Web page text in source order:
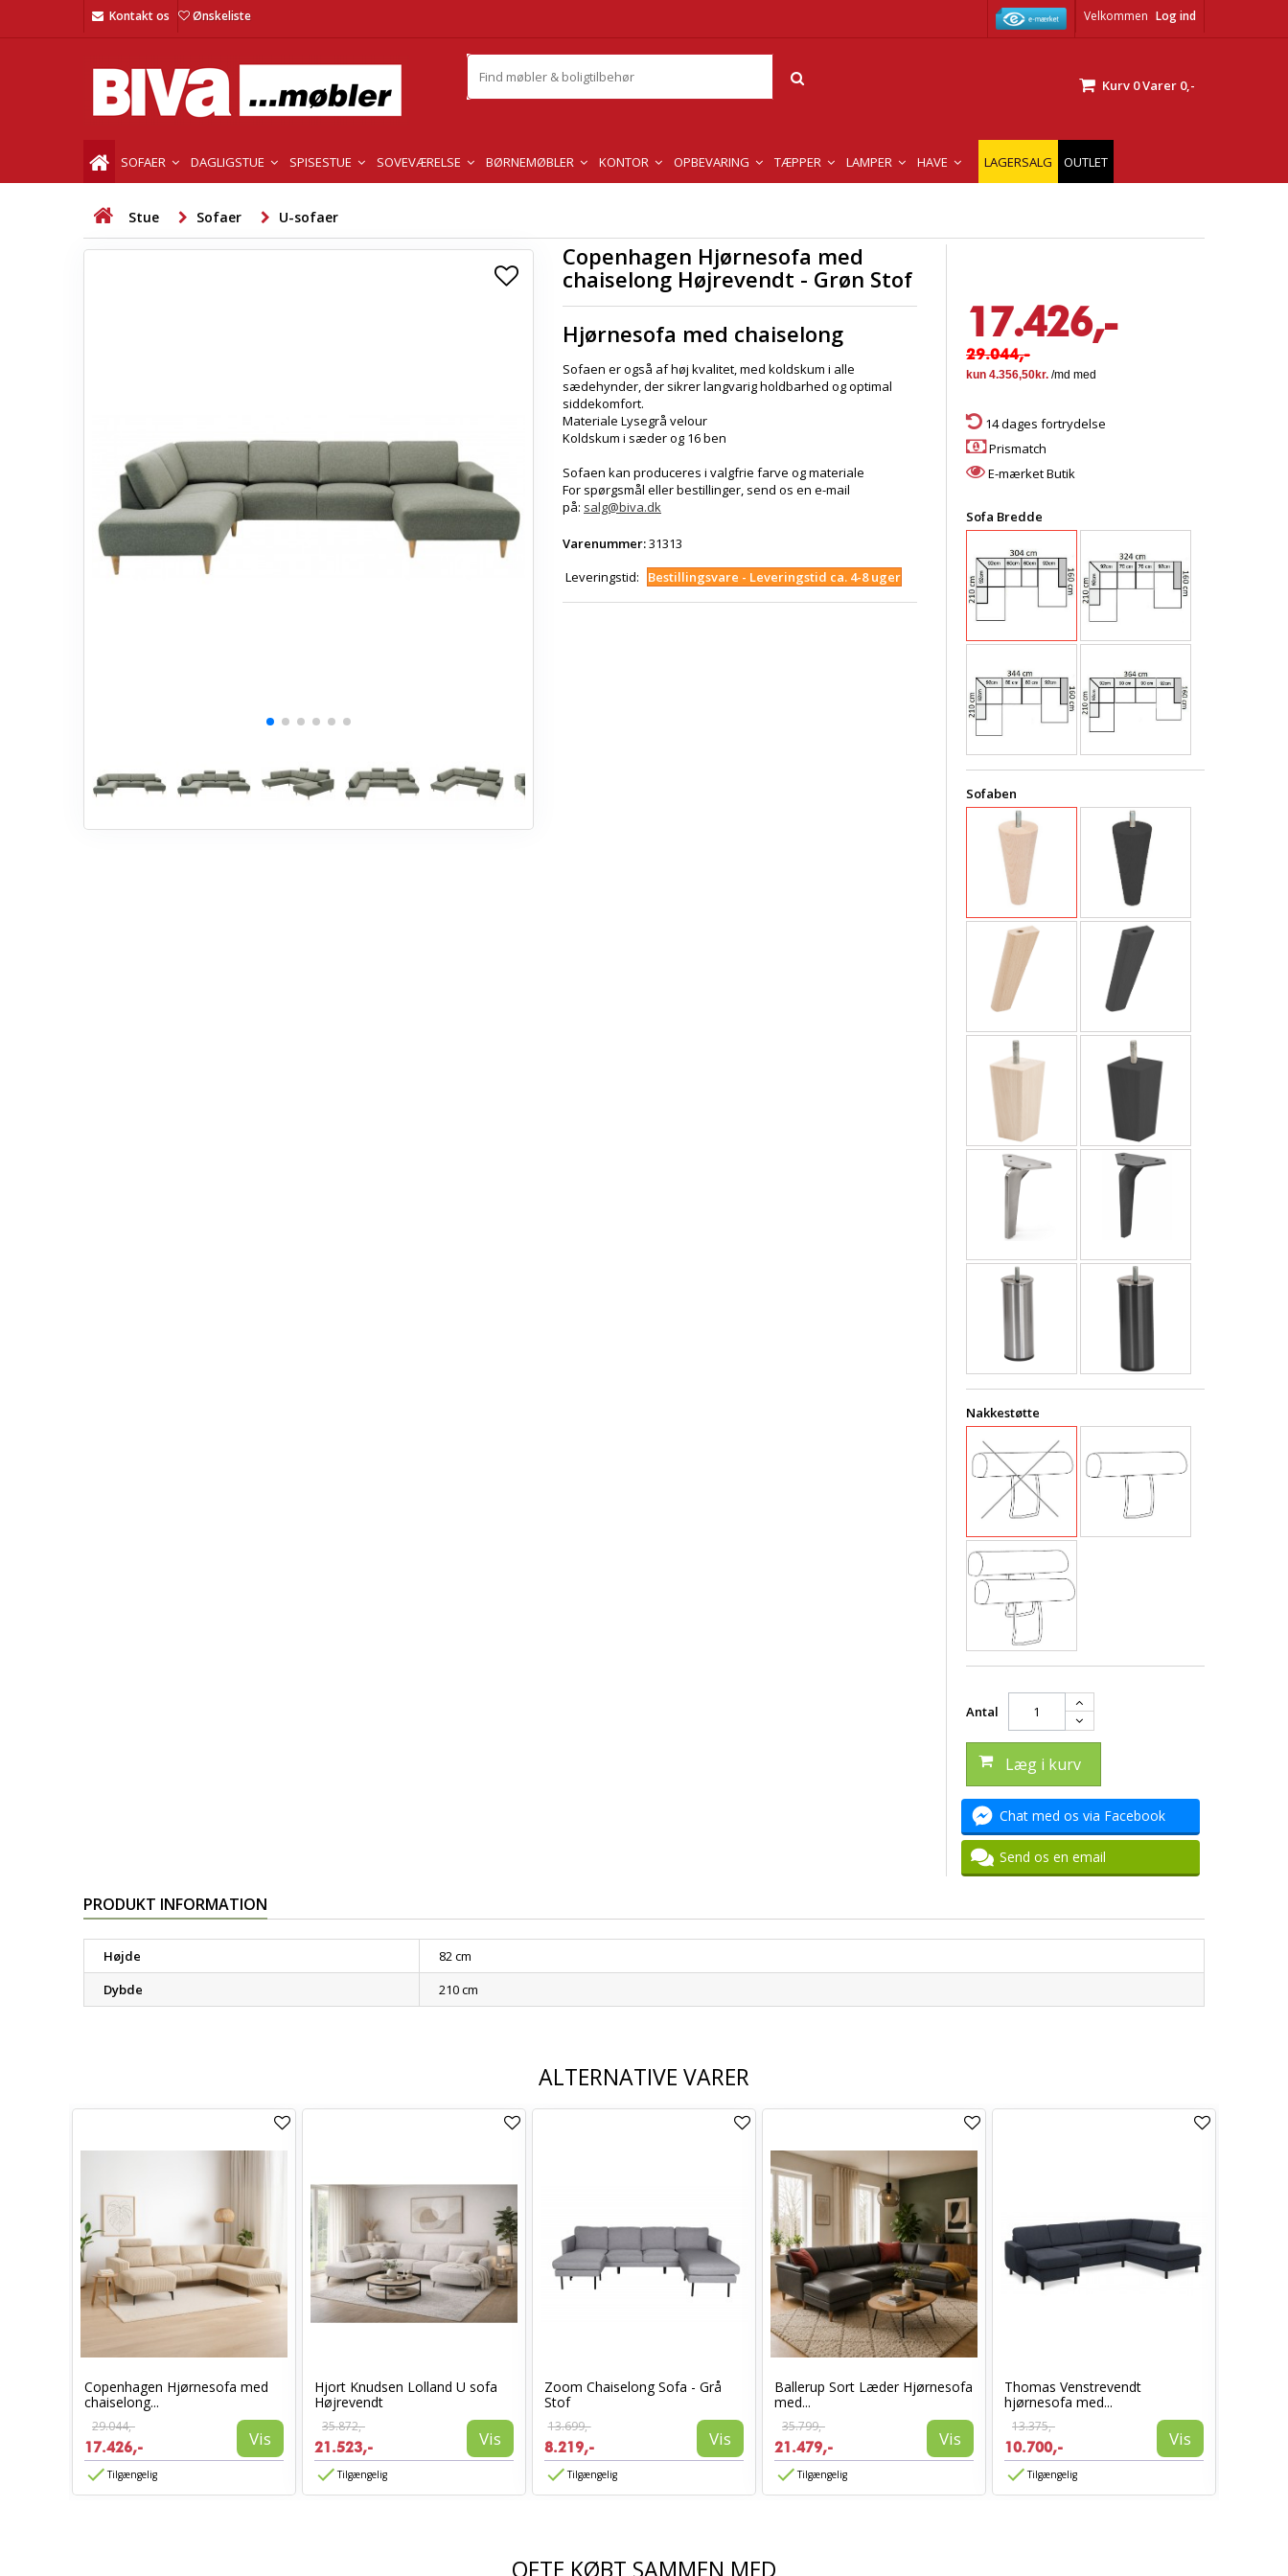
Velkommen Log ind
Kontakt os Ønskeliste
Kurv 0Varer 0,-
SOFAER DAGLIGSTUE SPISESTUE SOVEVÆRELSE BØRNEMØBLER KONTOR OPBEVARING TÆPPER LAMPER HAVE LAGERSALG OUTLET
Stue Sofaer U-sofaer
Copenhagen Hjørnesofa med
chaiselong Højrevendt - Grøn Stof
Hjørnesofa med chaiselong
Sofaen er også af høj kvalitet, med koldskum i alle
sædehynder, der sikrer langvarig holdbarhed og optimal
siddekomfort.
Materiale Lysegrå velour
Koldskum i sæder og 16 ben
Sofaen kan produceres i valgfrie farve og materiale
For spørgsmål eller bestillinger, send os en e-mail
på: salg@biva.dk
Varenummer:31313
Leveringstid:
Bestillingsvare - Leveringstid ca. 4-8 uger
17.426,-
29.044,-
14 dages fortrydelse
Prismatch
E-mærket Butik
Sofa Bredde
Sofaben
Nakkestøtte
Antal
Læg i kurv
Chat med os via Facebook
Send os en email
PRODUKT INFORMATION
Højde
82 cm
Dybde
210 cm
ALTERNATIVE VARER
Copenhagen Hjørnesofa med
chaiselong...
29.044,-
17.426,- Vis
Tilgængelig
Hjort Knudsen Lolland U sofa
Højrevendt
35.872,-
21.523,- Vis
Tilgængelig
Zoom Chaiselong Sofa - Grå
Stof
13.699,-
8.219,- Vis
Tilgængelig
Ballerup Sort Læder Hjørnesofa
med...
35.799,-
21.479,- Vis
Tilgængelig
Thomas Venstrevendt
hjørnesofa med...
13.375,-
10.700,- Vis
Tilgængelig
OFTE KØBT SAMMEN MED